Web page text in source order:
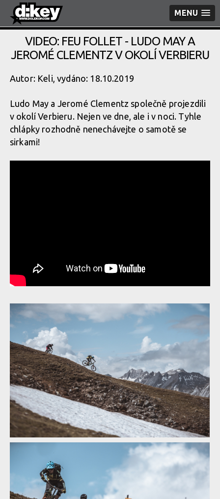
MENU
VIDEO: FEU FOLLET - LUDO MAY A
JEROMÉ CLEMENTZ V OKOLÍ VERBIERU
Autor: Keli, vydáno: 18.10.2019
Ludo May a Jeromé Clementz společně projezdili
v okolí Verbieru. Nejen ve dne, ale i v noci. Tyhle
chlápky rozhodně nenechávejte o samotě se
sirkami!
Video: Feu Follet - Ludo May a Jeromé Clement v okolí Verbieru